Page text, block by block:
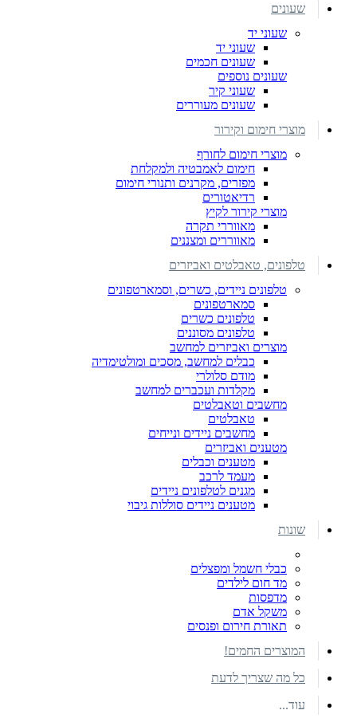
שעונים
שעוני יד
שעוני יד
שעונים חכמים
שעונים נוספים
שעוני קיר
שעונים מעוררים
מוצרי חימום וקירור
מוצרי חימום לחורף
חימום לאמבטיה ולמקלחת
מפזרים, מקרנים ותנורי חימום
רדיאטורים
מוצרי קירור לקיץ
מאווררי תקרה
מאווררים ומצננים
טלפונים, טאבלטים ואביזרים
טלפונים ניידים, כשרים, וסמארטפונים
סמארטפונים
טלפונים כשרים
טלפונים מסוננים
מוצרים ואביזרים למחשב
כבלים למחשב, מסכים ומולטימדיה
מודם סלולרי
מקלדות ועכברים למחשב
מחשבים וטאבלטים
טאבלטים
מחשבים ניידים ונייחים
מטענים ואביזרים
מטענים וכבלים
מעמד לרכב
מגנים לטלפונים ניידים
מטענים ניידים סוללות גיבוי
שונות
כבלי חשמל ומפצלים
מד חום לילדים
מדפסות
משקל אדם
תאורת חירום ופנסים
המוצרים החמים!
כל מה שצריך לדעת
עוד...